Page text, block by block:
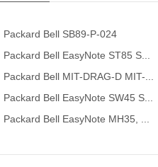
Packard Bell SB89-P-024
Packard Bell EasyNote ST85 S...
Packard Bell MIT-DRAG-D MIT-...
Packard Bell EasyNote SW45 S...
Packard Bell EasyNote MH35, ...